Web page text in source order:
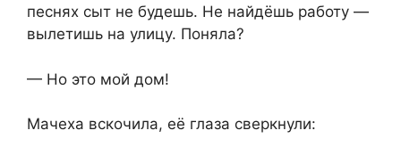
песнях сыт не будешь. Не найдёшь работу —
вылетишь на улицу. Поняла?
— Но это мой дом!
Мачеха вскочила, её глаза сверкнули: